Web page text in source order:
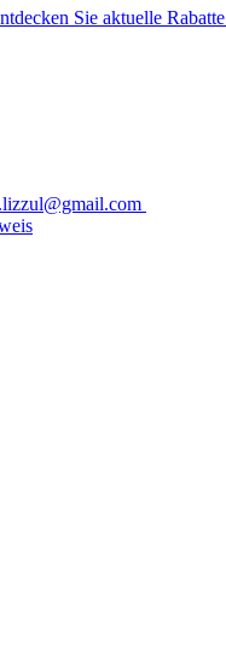
Sie aktuelle Rabatte